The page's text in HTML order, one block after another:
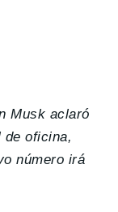
Musk aclaró
de oficina,
número irá